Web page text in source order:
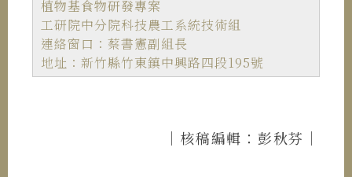
植物基食物研發專案
工研院中分院科技農工系統技術組
連絡窗口：蔡書憲副組長
地址：新竹縣竹東鎮中興路四段195號
｜核稿編輯：彭秋芬｜